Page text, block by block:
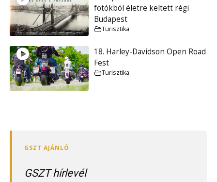
fotókból életre keltett régi
Budapest
Turisztika
18. Harley-Davidson Open Road
Fest
Turisztika
GSZT hírlevél